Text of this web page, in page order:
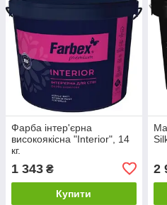
Фарба інтер'єрна
високоякісна "Interior", 14
кг.
1 343 ₴
Купити
2